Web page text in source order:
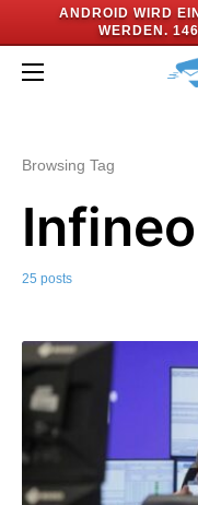
ANDROID WIRD
WERDEN.
Browsing Tag
25 posts